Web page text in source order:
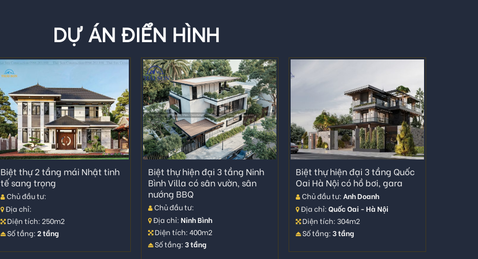
DỰ ÁN ĐIỂN HÌNH
Biệt thự 2 tầng mái Nhật tinh
tế sang trọng
Chủ đầu tư:
Địa chỉ:
Diện tích: 250m2
Số tầng:2 tầng
Biệt thự hiện đại 3 tầng Ninh
Bình Villa có sân vườn, sân
nướng BBQ
Chủ đầu tư:
Địa chỉ:Ninh Bình
Diện tích: 400m2
Số tầng:3 tầng
Biệt thự hiện đại 3 tầng Quốc
Oai Hà Nội có hồ bơi, gara
Chủ đầu tư:Anh Doanh
Địa chỉ:Quốc Oai - Hà Nội
Diện tích: 304m2
Số tầng:3 tầng